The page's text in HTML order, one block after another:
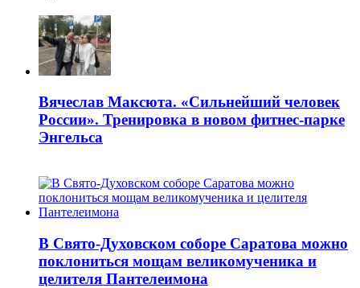
Вячеслав Максюта. «Сильнейший человек
России». Тренировка в новом фитнес-парке
Энгельса
В Свято-Духовском соборе Саратова можно
поклониться мощам великомученика и
целителя Пантелеимона